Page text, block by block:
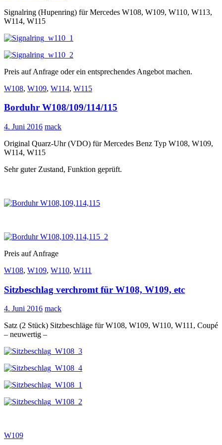
Signalring (Hupenring) für Mercedes W108, W109, W110, W113,
W114, W115
Preis auf Anfrage oder ein entsprechendes Angebot machen.
W108, W109, W114, W115
Borduhr W108/109/114/115
4. Juni 2016 mack
Original Quarz-Uhr (VDO) für Mercedes Benz Typ W108, W109,
W114, W115
Sehr guter Zustand, Funktion geprüft.
Preis auf Anfrage
W108, W109, W110, W111
Sitzbeschlag verchromt für W108, W109, etc
4. Juni 2016 mack
Satz (2 Stück) Sitzbeschläge für W108, W109, W110, W111, Coupé
– neuwertig –
W109